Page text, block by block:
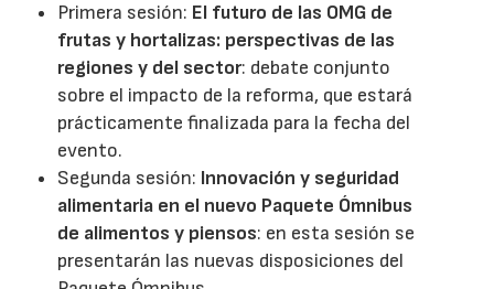
Primera sesión: El futuro de las OMG de
frutas y hortalizas: perspectivas de las
regiones y del sector: debate conjunto
sobre el impacto de la reforma, que estará
prácticamente finalizada para la fecha del
evento.
Segunda sesión: Innovación y seguridad
alimentaria en el nuevo Paquete Ómnibus
de alimentos y piensos: en esta sesión se
presentarán las nuevas disposiciones del